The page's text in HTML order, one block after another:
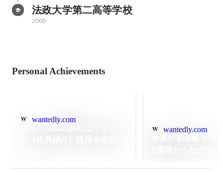
法政大学第二高等学校
2000
Personal Achievements
wantedly.com
wantedly.com